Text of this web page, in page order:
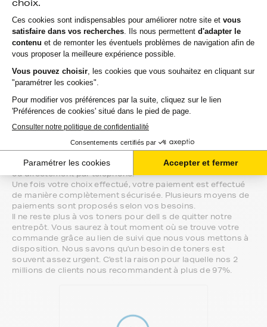
Marque constructeur : si vous avez l'habitude d'aller
chercher vos toners dell s en magasin, gagnez du temps
en vous faisant livrer directement chez vous.
Si vous avez la moindre question sur la
compatibilité de votre produit avec votre
imprimante dell s, nous sommes à votre
écoute.
Notre équipe de conseillers saura vous accompagner sur le
meilleur choix ou sur l'installation de vos toners. Ils sont
disponibles soit par message au sein de votre espace client
ou directement par téléphone.
Une fois votre choix effectué, votre paiement est effectué
de manière complètement sécurisée. Plusieurs moyens de
paiements sont proposés selon vos besoins.
Il ne reste plus à vos toners pour dell s de quitter notre
entrepôt. Vous saurez à tout moment où se trouve votre
commande grâce au lien de suivi que nous vous mettons à
disposition. Nous savons qu'un besoin de toners est
souvent assez urgent. C'est la raison pour laquelle nos 2
millions de clients nous recommandent à plus de 97%.